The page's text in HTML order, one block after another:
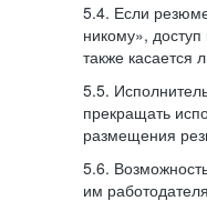
5.4. Если
никому»,
также касается
5.5.
прекращать
размещения
5.6.
им